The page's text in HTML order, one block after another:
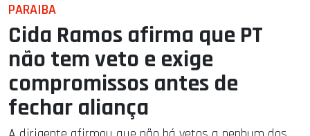
PARAIBA
Cida Ramos afirma que PT
não tem veto e exige
compromissos antes de
fechar aliança